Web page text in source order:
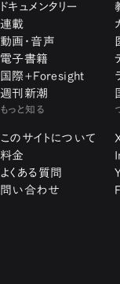
ドキュメンタリー
連載
動画・音声
電子書籍
国際+Foresight
週刊新潮
もっと知る
このサイトについて
料金
よくある質問
問い合わせ